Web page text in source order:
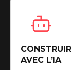
AVEC L’IA